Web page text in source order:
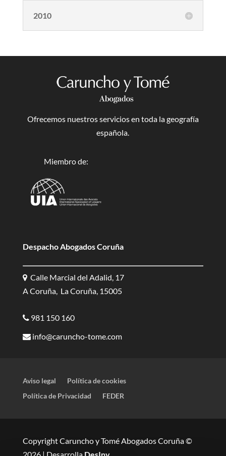
2010
Ofrecemos nuestros servicios en toda la geografía
española.
Miembro de:
Despacho Abogados Coruña
Calle Marcial del Adalid, 17
A Coruña, La Coruña, 15005
981 150 160
info@caruncho-tome.com
Aviso legal
Política de cookies
Política de Privacidad
FEDER
Copyright Caruncho y Tomé Abogados Coruña ©